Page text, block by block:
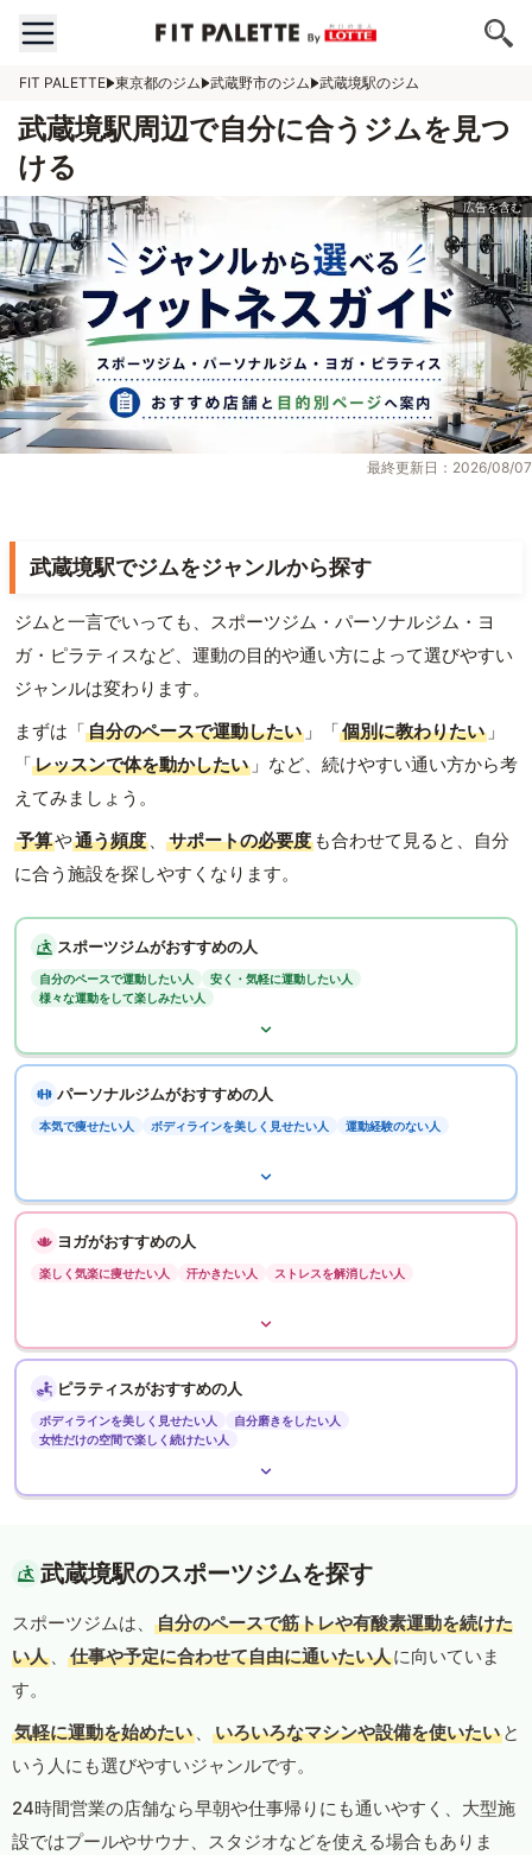
FIT PALETTE 東京都のジム 武蔵野市のジム 武蔵境駅のジム
武蔵境駅周辺で自分に合うジムを見つ
ける
最終更新日：2026/08/07
武蔵境駅でジムをジャンルから探す
ジムと一言でいっても、スポーツジム・パーソナルジム・ヨ
ガ・ピラティスなど、運動の目的や通い方によって選びやすい
ジャンルは変わります。
まずは「自分のペースで運動したい 」「個別に教わりたい 」
「レッスンで体を動かしたい 」など、続けやすい通い方から考
えてみましょう。
予算や通う頻度 、 サポートの必要度 も合わせて見ると、自分
に合う施設を探しやすくなります。
スポーツジムがおすすめの人
自分のペースで運動したい人
安く・気軽に運動したい人
様々な運動をして楽しみたい人
パーソナルジムがおすすめの人
本気で痩せたい人 ボディラインを美しく見せたい人 運動経験のない人
ヨガがおすすめの人
楽しく気楽に痩せたい人 汗かきたい人 ストレスを解消したい人
ピラティスがおすすめの人
ボディラインを美しく見せたい人
自分磨きをしたい人
女性だけの空間で楽しく続けたい人
武蔵境駅のスポーツジムを探す
スポーツジムは、
自分のペースで筋トレや有酸素運動を続けた
い人 、 仕事や予定に合わせて自由に通いたい人に向いていま
す。
気軽に運動を始めたい 、 いろいろなマシンや設備を使いたい と
いう人にも選びやすいジャンルです。
24時間営業の店舗なら早朝や仕事帰りにも通いやすく、大型施
設ではプールやサウナ、スタジオなどを使える場合もありま